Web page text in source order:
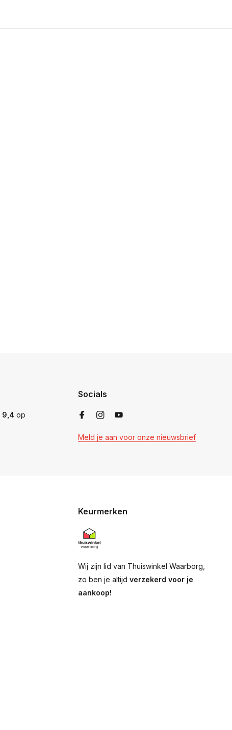
9,4 op
Socials
Meld je aan voor onze nieuwsbrief
Keurmerken
Wij zijn lid van Thuiswinkel Waarborg,
zo ben je altijd verzekerd voor je
aankoop!